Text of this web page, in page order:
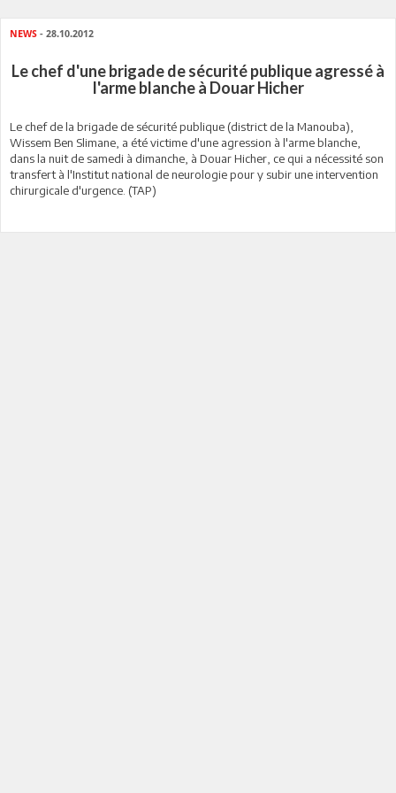
NEWS - 28.10.2012
Le chef d'une brigade de sécurité publique agressé à
l'arme blanche à Douar Hicher
Le chef de la brigade de sécurité publique (district de la Manouba),
Wissem Ben Slimane, a été victime d'une agression à l'arme blanche,
dans la nuit de samedi à dimanche, à Douar Hicher, ce qui a nécessité son
transfert à l'Institut national de neurologie pour y subir une intervention
chirurgicale d'urgence. (TAP)